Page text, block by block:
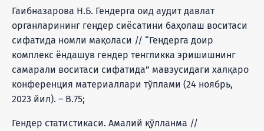
Гаибназарова Н.Б. Гендерга оид аудит давлат
органларининг гендер сиёсатини баҳолаш воситаси
сифатида номли мақоласи // “Гендерга доир
комплекс ёндашув гендер тенгликка эришишнинг
самарали воситаси сифатида” мавзусидаги халқаро
конференция материаллари тўплами (24 ноябрь,
2023 йил). – B.75;
Гендер статистикаси. Амалий қўлланма //